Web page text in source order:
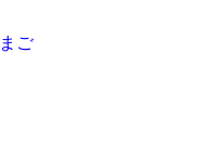
ご